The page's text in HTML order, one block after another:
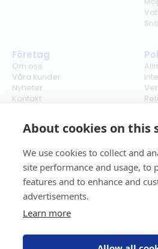
About cookies on this
We use cookies to collect and
site performance and usage, to
features and to enhance and
advertisements.
Learn more
Företag
Om oss
Våra kunder
Nyheter
Kontakt